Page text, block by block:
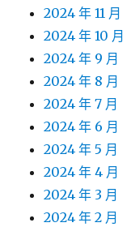
2024 年 11 月
2024 年 10 月
2024 年 9 月
2024 年 8 月
2024 年 7 月
2024 年 6 月
2024 年 5 月
2024 年 4 月
2024 年 3 月
2024 年 2 月